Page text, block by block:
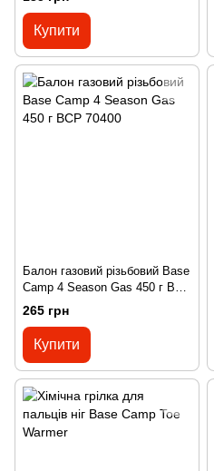
Купити
Балон газовий різьбовий Base
Camp 4 Season Gas 450 г BCP
70400
265 грн
Купити